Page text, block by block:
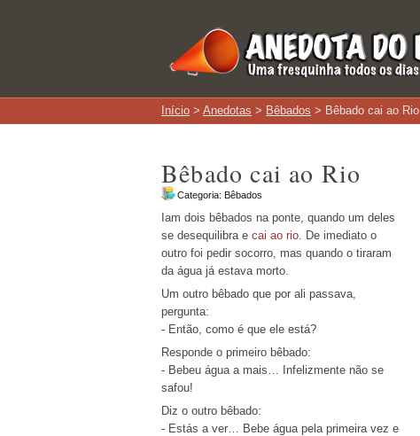
Início > Anedotas > Bêbados > Bêbado cai ao Rio
Bêbado cai ao Rio
Categoria: Bêbados
Iam dois bêbados na ponte, quando um deles
se desequilibra e cai ao rio. De imediato o
outro foi pedir socorro, mas quando o tiraram
da água já estava morto.
Um outro bêbado que por ali passava,
pergunta:
- Então, como é que ele está?
Responde o primeiro bêbado:
- Bebeu água a mais… Infelizmente não se
safou!
Diz o outro bêbado:
- Estás a ver… Bebe água pela primeira vez e